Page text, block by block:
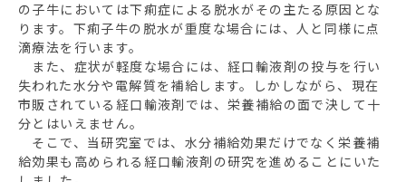
の子牛においては下痢症による脱水がその主たる原因とな
ります。下痢子牛の脱水が重度な場合には、人と同様に点
滴療法を行います。
また、症状が軽度な場合には、経口輸液剤の投与を行い
失われた水分や電解質を補給します。しかしながら、現在
市販されている経口輸液剤では、栄養補給の面で決して十
分とはいえません。
そこで、当研究室では、水分補給効果だけでなく栄養補
給効果も高められる経口輸液剤の研究を進めることにいた